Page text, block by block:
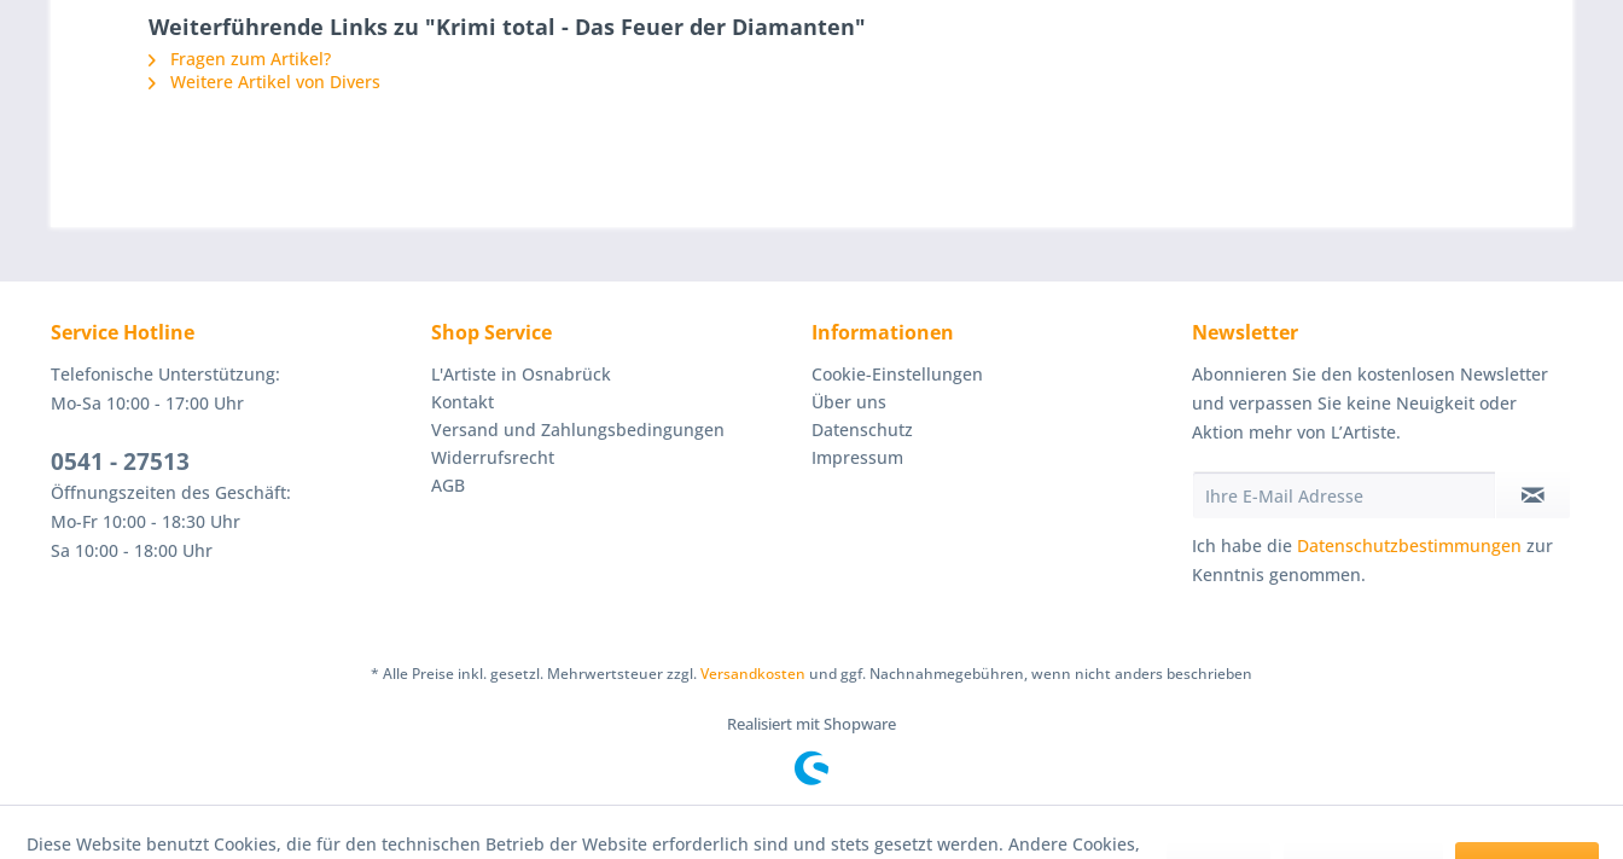
Weiterführende Links zu "Krimi total - Das Feuer der Diamanten"
Fragen zum Artikel?
Weitere Artikel von Divers
Service Hotline
Telefonische Unterstützung:
Mo-Sa 10:00 - 17:00 Uhr
0541 - 27513
Öffnungszeiten des Geschäft:
Mo-Fr 10:00 - 18:30 Uhr
Sa 10:00 - 18:00 Uhr
Shop Service
L'Artiste in Osnabrück
Kontakt
Versand und Zahlungsbedingungen
Widerrufsrecht
AGB
Informationen
Cookie-Einstellungen
Über uns
Datenschutz
Impressum
Newsletter
Abonnieren Sie den kostenlosen Newsletter
und verpassen Sie keine Neuigkeit oder
Aktion mehr von L’Artiste.
Ich habe die Datenschutzbestimmungen zur
Kenntnis genommen.
* Alle Preise inkl. gesetzl. Mehrwertsteuer zzgl.Versandkosten und ggf. Nachnahmegebühren, wenn nicht anders beschrieben
Realisiert mit Shopware
Diese Website benutzt Cookies, die für den technischen Betrieb der Website erforderlich sind und stets gesetzt werden. Andere Cookies,